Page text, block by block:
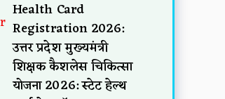
Health Card
Registration 2026:
उत्तर प्रदेश मुख्यमंत्री
शिक्षक कैशलेस चिकित्सा
योजना 2026: स्टेट हेल्थ